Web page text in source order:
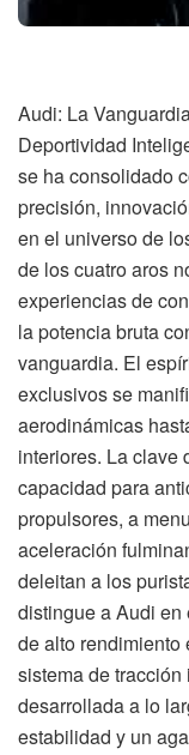
Audi: La
Deportividad
se ha consolidado
precisión,
en el universo de
de los cuatro aros
experiencias de
la potencia bruta
vanguardia. El
exclusivos se
aerodinámicas
interiores. La clave
capacidad para
propulsores, a
aceleración
deleitan a los
distingue a Audi
de alto rendimiento
sistema de
desarrollada a lo
estabilidad y un